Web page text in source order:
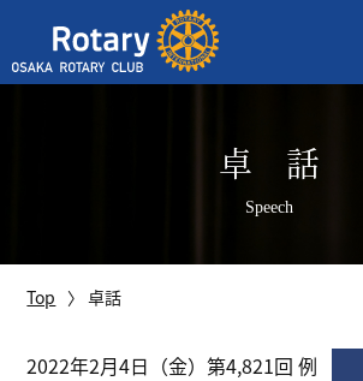
運営方針
卓 話
Speech
Top 卓話
2022年2月4日（金）第4,821回 例